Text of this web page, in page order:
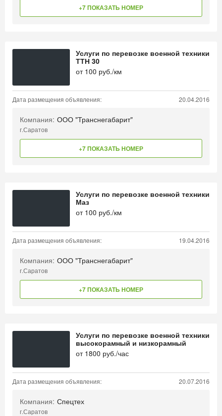
+7 ПОКАЗАТЬ НОМЕР
Услуги по перевозке военной техники
ТТН 30
от 100 руб./км
Дата размещения объявления: 20.04.2016
Компания: ООО "Транснегабарит"
г.Саратов
+7 ПОКАЗАТЬ НОМЕР
Услуги по перевозке военной техники
Маз
от 100 руб./км
Дата размещения объявления: 19.04.2016
Компания: ООО "Транснегабарит"
г.Саратов
+7 ПОКАЗАТЬ НОМЕР
Услуги по перевозке военной техники
высокорамный и низкорамный
от 1800 руб./час
Дата размещения объявления: 20.07.2016
Компания: Спецтех
г.Саратов